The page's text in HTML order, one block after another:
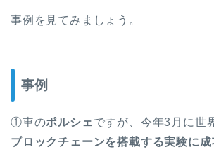
事例を見てみましょう。
事例
①車のポルシェですが、今年3月に世
ブロックチェーンを搭載する実験に成